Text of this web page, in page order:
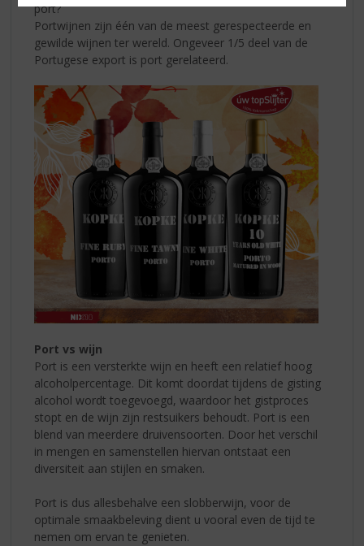
port?
Portwijnen zijn één van de meest gerespecteerde en
gewilde wijnen ter wereld. Ongeveer 1/5 deel van de
Portugese export is port gerelateerd.
Port vs wijn
Port is een versterkte wijn en heeft een relatief hoog
alcoholpercentage. Dit komt doordat tijdens de gisting
alcohol wordt toegevoegd, waardoor het gistproces
stopt en de wijn zijn restsuikers behoudt. Port is een
blend van meerdere druivensoorten. Door het verschil
in mengen en samenstellen hiervan ontstaat een
diversiteit aan stijlen en smaken.
Port is dus allesbehalve een slobberwijn, voor de
optimale smaakbeleving dient u vooral even de tijd te
nemen om ervan te genieten.